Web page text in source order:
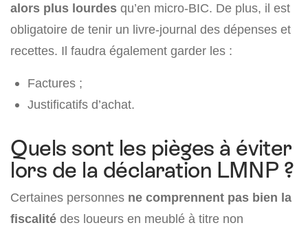
alors plus lourdes qu’en micro-BIC. De plus, il est
obligatoire de tenir un livre-journal des dépenses et
recettes. Il faudra également garder les :
Factures ;
Justificatifs d’achat.
Quels sont les pièges à éviter
lors de la déclaration LMNP ?
Certaines personnes ne comprennent pas bien la
fiscalité des loueurs en meublé à titre non